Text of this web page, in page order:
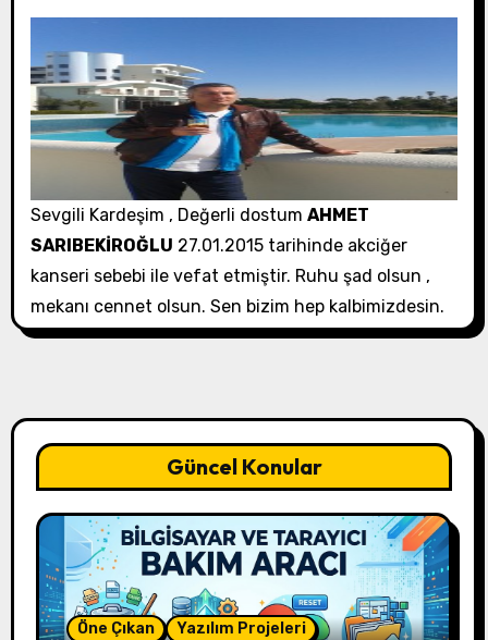
Sevgili Kardeşim , Değerli dostum AHMET
SARIBEKİROĞLU 27.01.2015 tarihinde akciğer
kanseri sebebi ile vefat etmiştir. Ruhu şad olsun ,
mekanı cennet olsun. Sen bizim hep kalbimizdesin.
Güncel Konular
Öne Çıkan Yazılım Projeleri